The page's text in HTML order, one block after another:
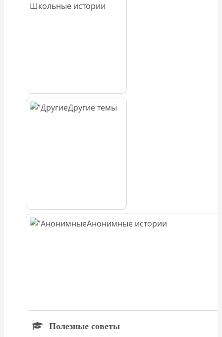
Школьные истории
Другие темы
Анонимные истории
Полезные советы